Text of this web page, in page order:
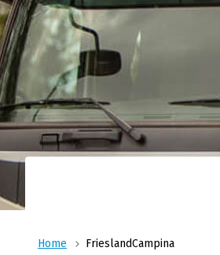
Transport
Home FrieslandCampina